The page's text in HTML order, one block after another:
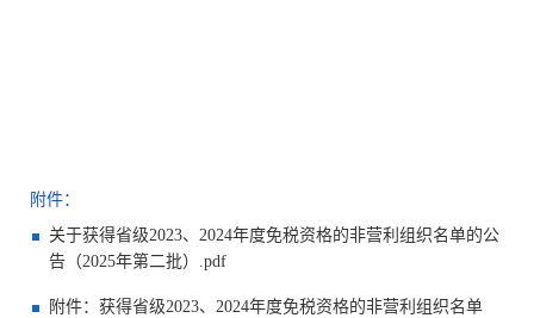
附件：
关于获得省级2023、2024年度免税资格的非营利组织名单的公
告（2025年第二批）.pdf
附件：获得省级2023、2024年度免税资格的非营利组织名单